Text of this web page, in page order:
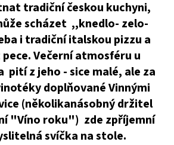
tradiční českou kuchyni,
scházet ,,knedlo- zelo-
i tradiční italskou pizzu a
Večerní atmosféru u
pití z jeho - sice malé, ale za
doplňované Vinnými
(několikanásobný držitel
"Víno roku") zde zpříjemní
svíčka na stole.